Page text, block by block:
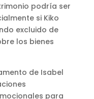
podría ser
si Kiko
excluido de
los bienes
de Isabel
para